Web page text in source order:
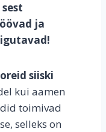
ja
siiski
kui aamen
toimivad
selleks on